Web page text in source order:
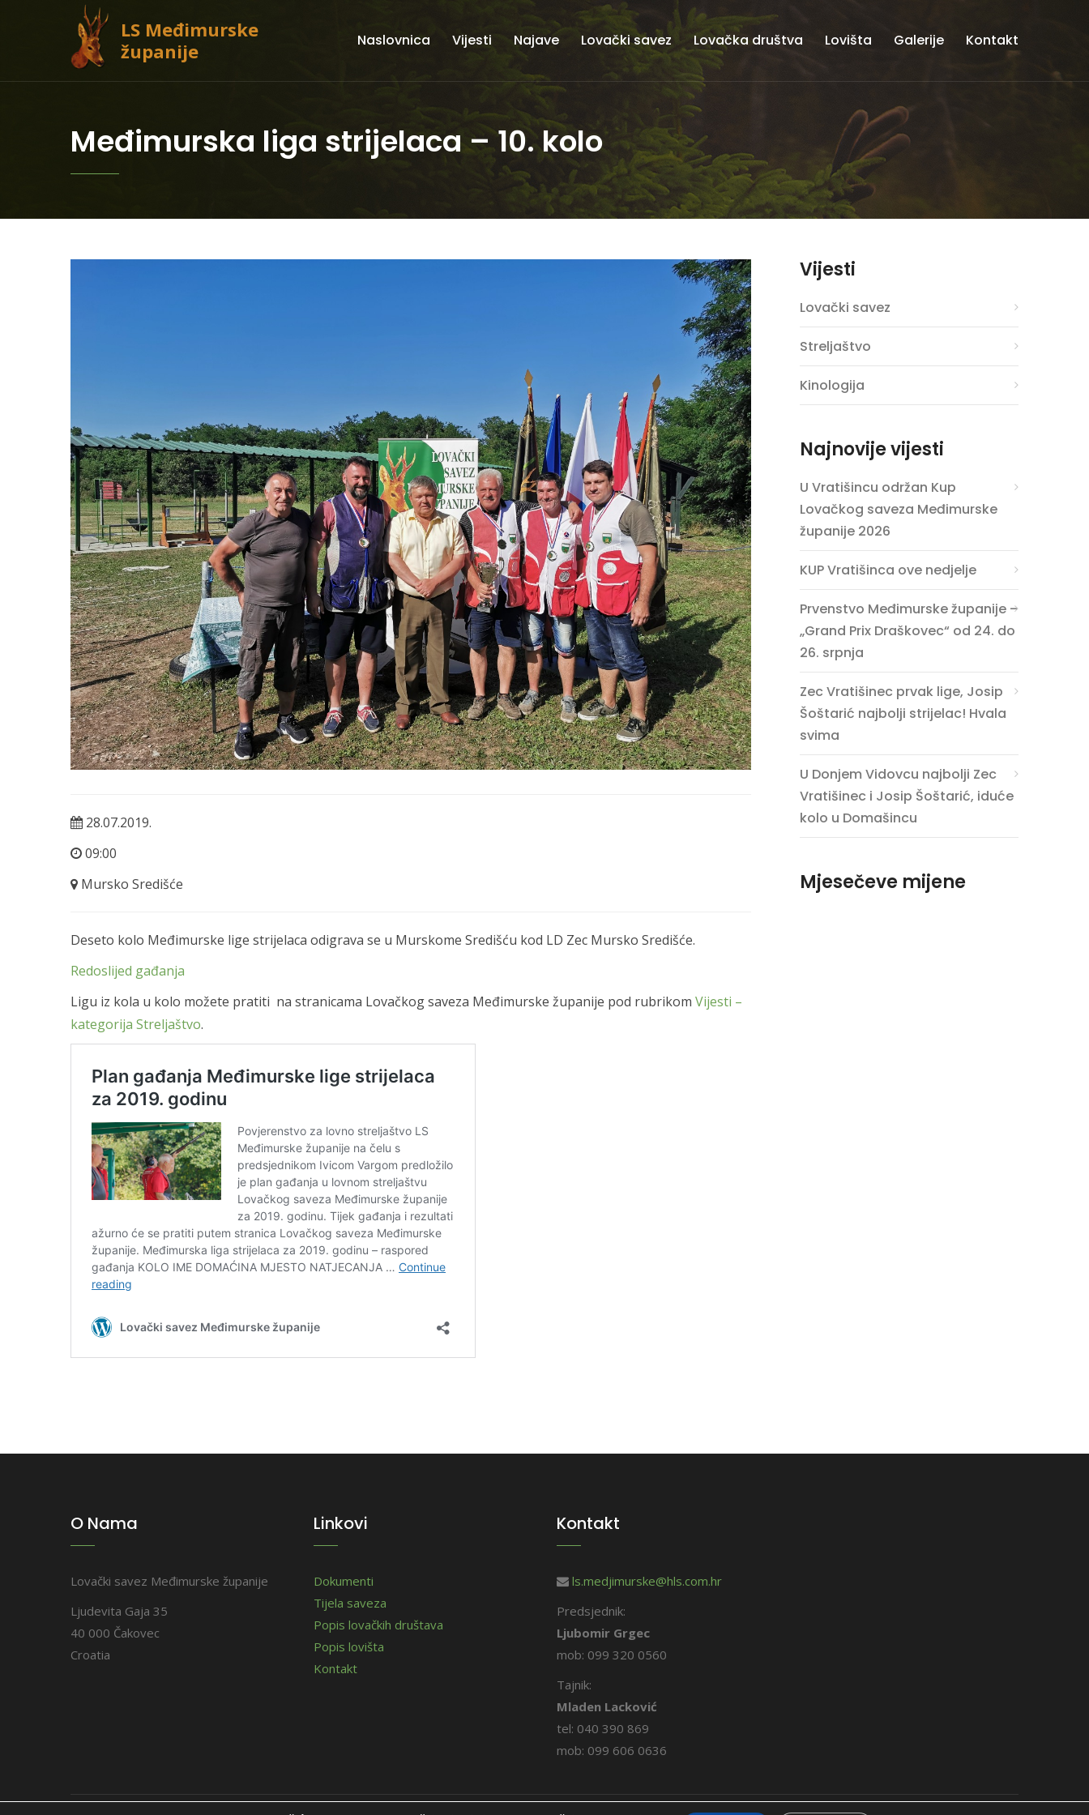
LS Međimurske
županije
Naslovnica Vijesti Najave Lovački savez Lovačka društva Lovišta Galerije Kontakt
Međimurska liga strijelaca – 10. kolo
28.07.2019.
09:00
Mursko Središće
Deseto kolo Međimurske lige strijelaca odigrava se u Murskome Središću kod LD Zec Mursko Središće.
Redoslijed gađanja
Ligu iz kola u kolo možete pratiti na stranicama Lovačkog saveza Međimurske županije pod rubrikom Vijesti –
kategorija Streljaštvo.
Vijesti
Lovački savez
Streljaštvo
Kinologija
Najnovije vijesti
U Vratišincu održan Kup
Lovačkog saveza Međimurske
županije 2026
KUP Vratišinca ove nedjelje
Prvenstvo Međimurske županije –
„Grand Prix Draškovec“ od 24. do
26. srpnja
Zec Vratišinec prvak lige, Josip
Šoštarić najbolji strijelac! Hvala
svima
U Donjem Vidovcu najbolji Zec
Vratišinec i Josip Šoštarić, iduće
kolo u Domašincu
Mjesečeve mijene
O Nama
Lovački savez Međimurske županije
Ljudevita Gaja 35
40 000 Čakovec
Croatia
Linkovi
Dokumenti
Tijela saveza
Popis lovačkih društava
Popis lovišta
Kontakt
Kontakt
ls.medjimurske@hls.com.hr
Predsjednik:
Ljubomir Grgec
mob: 099 320 0560
Tajnik:
Mladen Lacković
tel: 040 390 869
mob: 099 606 0636